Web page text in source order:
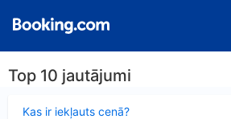
Top 10 jautājumi
Kas ir iekļauts cenā?